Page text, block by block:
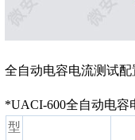
全自动电容电流测试配
*UACI-600全自动电容
型